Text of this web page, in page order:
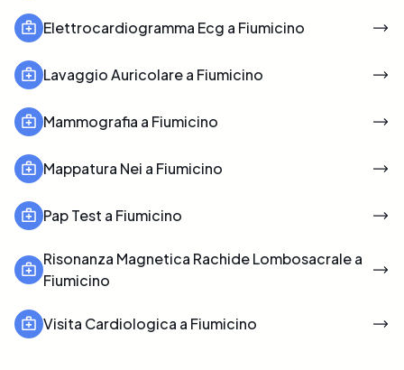
Elettrocardiogramma Ecg a Fiumicino
Lavaggio Auricolare a Fiumicino
Mammografia a Fiumicino
Mappatura Nei a Fiumicino
Pap Test a Fiumicino
Risonanza Magnetica Rachide Lombosacrale a
Fiumicino
Visita Cardiologica a Fiumicino